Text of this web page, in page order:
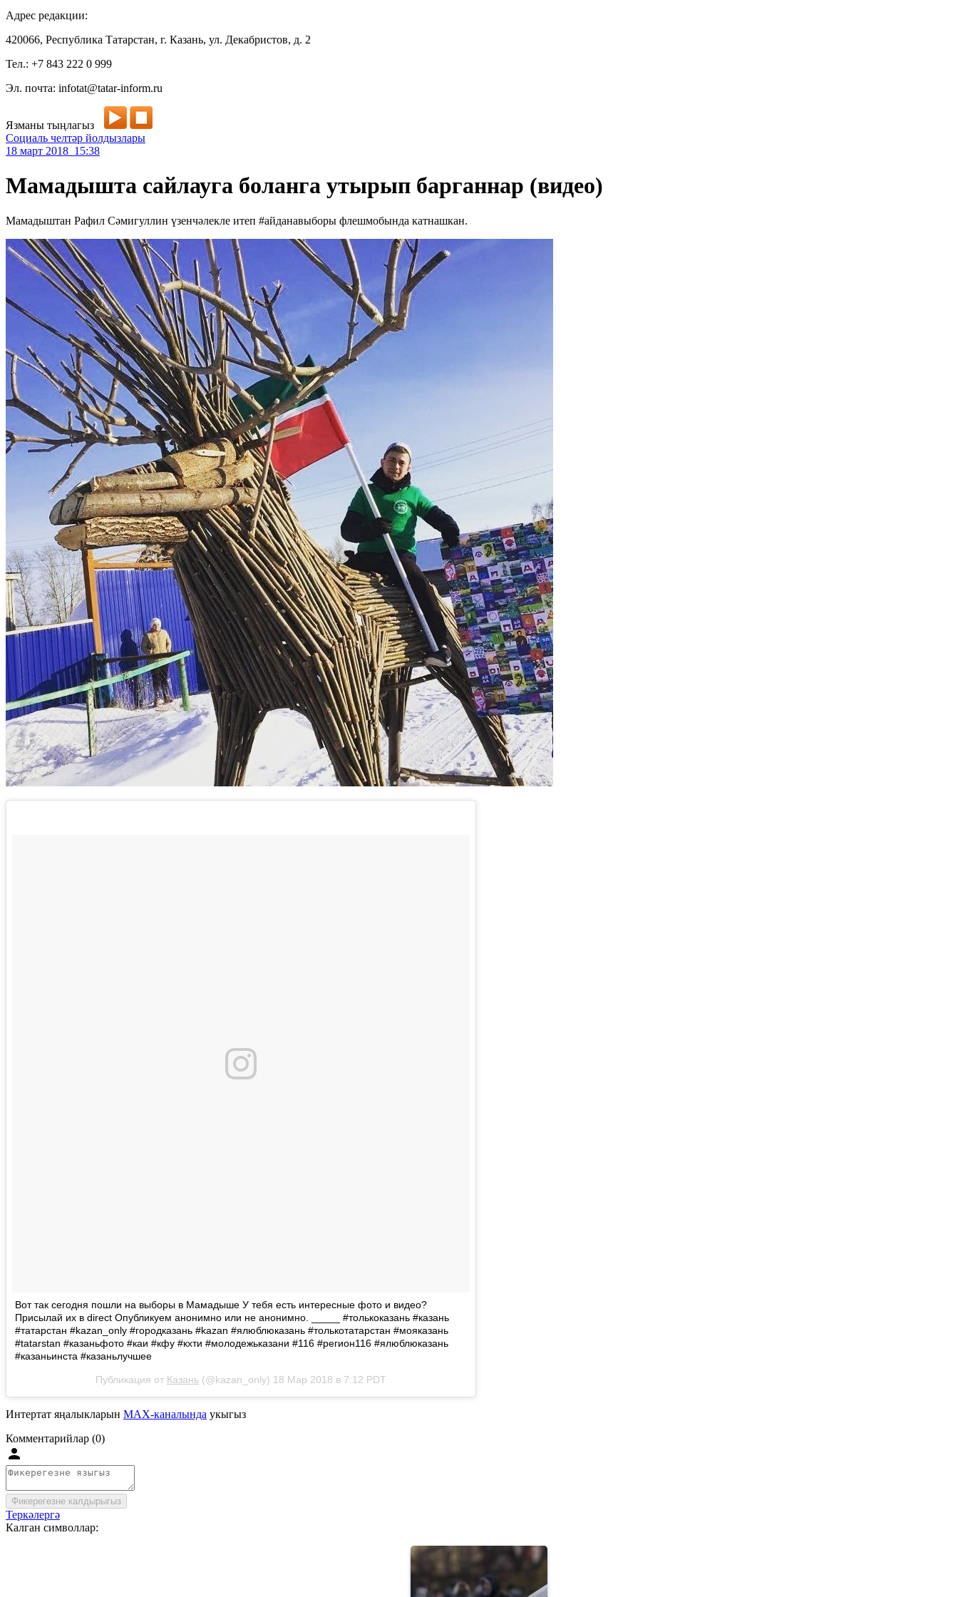
Адрес редакции:
420066, Республика Татарстан, г. Казань, ул. Декабристов, д. 2
Тел.: +7 843 222 0 999
Эл. почта: infotat@tatar-inform.ru
Язманы тыңлагыз
Социаль челтәр йолдызлары
18 март 2018 15:38
Мамадышта сайлауга боланга утырып барганнар (видео)
Мамадыштан Рафил Сәмигуллин үзенчәлекле итеп #айданавыборы флешмобында катнашкан.
Вот так сегодня пошли на выборы в Мамадыше У тебя есть интересные фото и видео?
Присылай их в direct Опубликуем анонимно или не анонимно. _____ #толькоказань #казань
#татарстан #kazan_only #городказань #kazan #ялюблюказань #толькотатарстан #мояказань
#tatarstan #казаньфото #каи #кфу #кхти #молодежьказани #116 #регион116 #ялюблюказань
#казаньинста #казаньлучшее
Публикация от Казань (@kazan_only) 18 Мар 2018 в 7:12 PDT
Интертат яңалыкларын MAX-каналында укыгыз
Комментарийлар (0)
Фикерегезне калдырыгыз
Теркәлергә
Калган символлар: